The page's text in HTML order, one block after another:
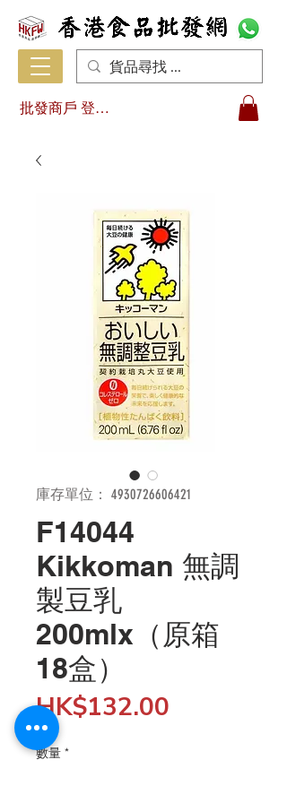
批發商戶 登入/註冊
庫存單位： 4930726606421
F14044
Kikkoman 無調
製豆乳
200mlx（原箱
18盒）
HK$132.00
數量 *